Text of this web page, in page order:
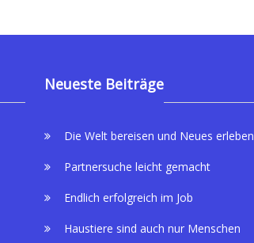
Neueste Beiträge
Die Welt bereisen und Neues erleben
Partnersuche leicht gemacht
Endlich erfolgreich im Job
Haustiere sind auch nur Menschen